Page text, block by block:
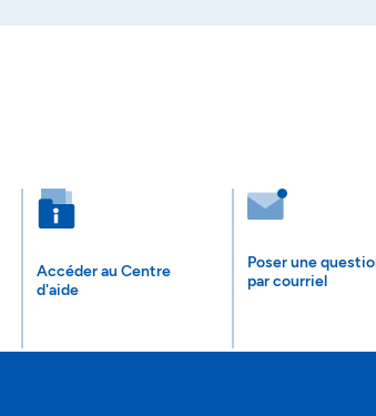
Accéder au Centre
d'aide
Poser une
par courriel